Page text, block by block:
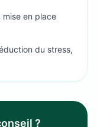
en place
du stress,
?